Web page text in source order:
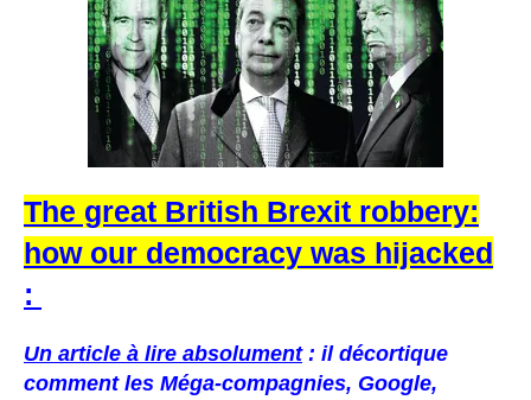
The great British Brexit robbery:
how our democracy was hijacked
:
Un article à lire absolument: il décortique
comment les Méga-compagnies, Google,